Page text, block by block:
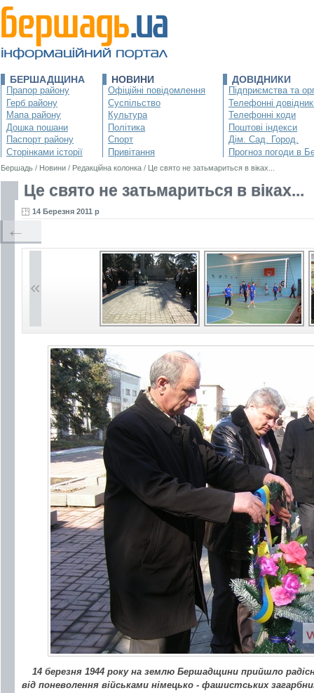
БЕРШАДЩИНА
Прапор району
Герб району
Мапа району
Дошка пошани
Паспорт району
Сторінками історії
НОВИНИ
Офіційні повідомлення
Суспільство
Культура
Політика
Спорт
Привітання
ДОВІДНИКИ
Підприємства та
Телефонні
Телефонні коди
Поштові індекси
Дім. Сад. Город.
Прогноз погоди в
Бершадь / Новини / Редакційна колонка / Це свято не затьмариться в віках...
Це свято не затьмариться в віках...
14 Березня 2011 р
14 березня 1944 року на землю Бершадщини прийшло
від поневолення військами німецько - фашистських
←